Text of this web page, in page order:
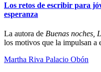
Los retos de escribir para
esperanza
La autora de Buenas noches,
los motivos que la impulsan a
Martha Riva Palacio Obón